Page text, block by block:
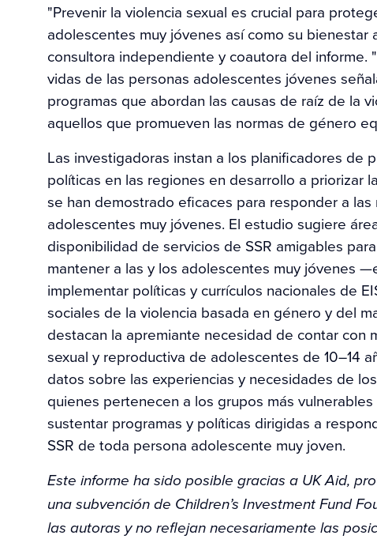
"Prevenir la violencia sexual es crucial para
adolescentes muy jóvenes así como su bienestar
consultora independiente y coautora del informe.
vidas de las personas adolescentes jóvenes
programas que abordan las causas de raíz de la
aquellos que promueven las normas de género
Las investigadoras instan a los planificadores de
políticas en las regiones en desarrollo a priorizar
se han demostrado eficaces para responder a
adolescentes muy jóvenes. El estudio sugiere
disponibilidad de servicios de SSR amigables
mantener a las y los adolescentes muy jóvenes
implementar políticas y currículos nacionales de
sociales de la violencia basada en género y del
destacan la apremiante necesidad de contar con
sexual y reproductiva de adolescentes de 10–14
datos sobre las experiencias y necesidades de
quienes pertenecen a los grupos más
sustentar programas y políticas dirigidas a
SSR de toda persona adolescente muy joven.
Este informe ha sido posible gracias a UK Aid,
una subvención de Children’s Investment Fund
las autoras y no reflejan necesariamente las